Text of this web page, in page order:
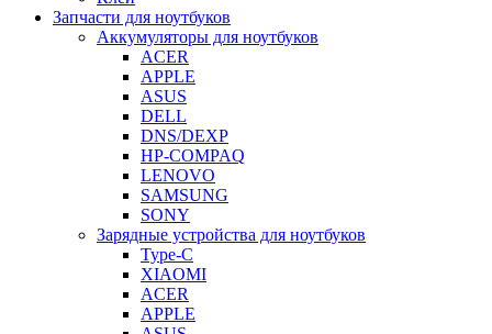
Запчасти для ноутбуков
Аккумуляторы для ноутбуков
ACER
APPLE
ASUS
DELL
DNS/DEXP
HP-COMPAQ
LENOVO
SAMSUNG
SONY
Зарядные устройства для ноутбуков
Type-C
XIAOMI
ACER
APPLE